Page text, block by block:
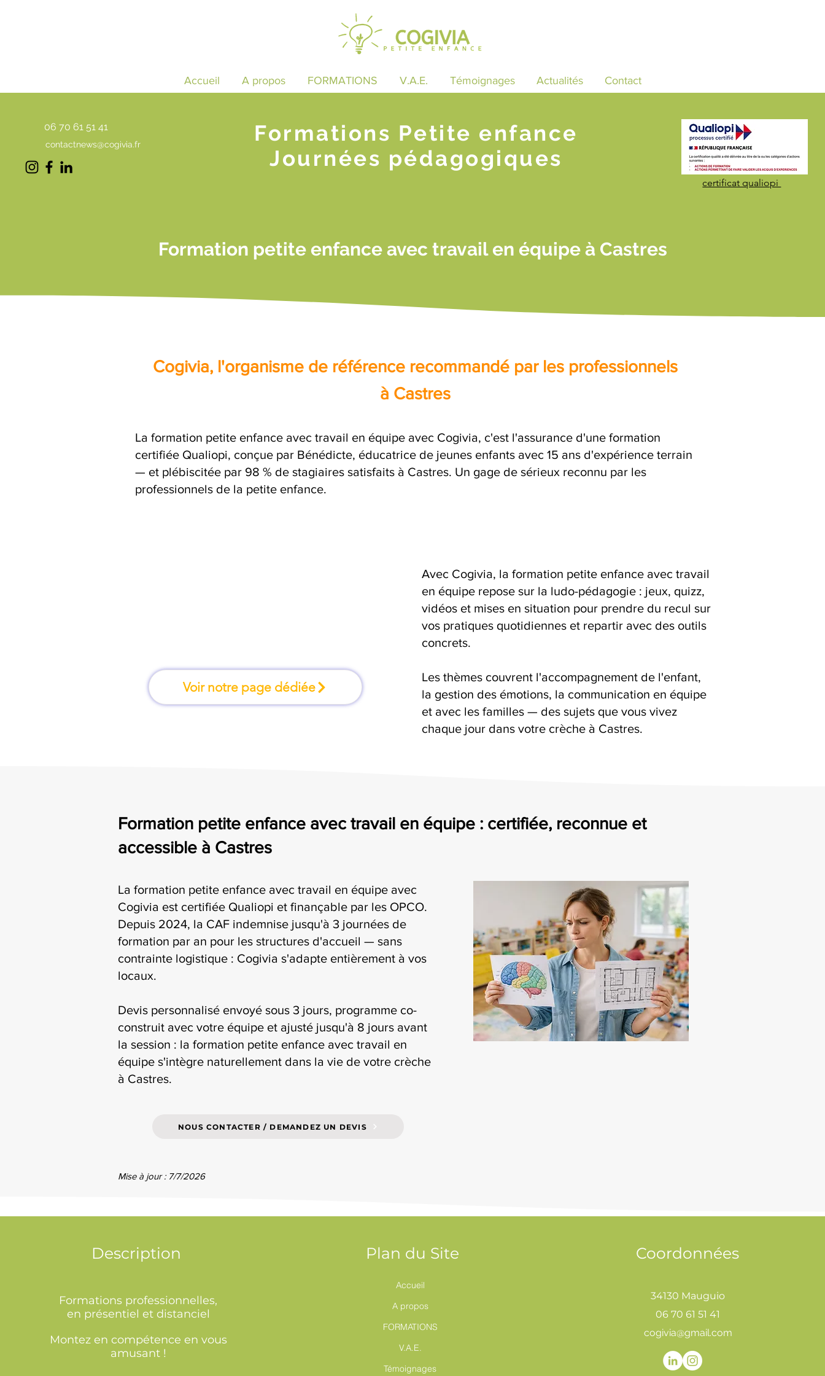
Accueil A propos FORMATIONS V.A.E. Témoignages Actualités Contact
06 70 61 51 41
contactnews@cogivia.fr
Formations Petite enfance
Journées pédagogiques
certificat qualiopi
Formation petite enfance avec travail en équipe à Castres
Cogivia, l'organisme de référence recommandé par les professionnels
à Castres
La formation petite enfance avec travail en équipe avec Cogivia, c'est l'assurance d'une formation
certifiée Qualiopi, conçue par Bénédicte, éducatrice de jeunes enfants avec 15 ans d'expérience terrain
— et plébiscitée par 98 % de stagiaires satisfaits à Castres. Un gage de sérieux reconnu par les
professionnels de la petite enfance.
Voir notre page dédiée
Avec Cogivia, la formation petite enfance avec travail
en équipe repose sur la ludo-pédagogie : jeux, quizz,
vidéos et mises en situation pour prendre du recul sur
vos pratiques quotidiennes et repartir avec des outils
concrets.
Les thèmes couvrent l'accompagnement de l'enfant,
la gestion des émotions, la communication en équipe
et avec les familles — des sujets que vous vivez
chaque jour dans votre crèche à Castres.
Formation petite enfance avec travail en équipe : certifiée, reconnue et
accessible à Castres
La formation petite enfance avec travail en équipe avec
Cogivia est certifiée Qualiopi et finançable par les OPCO.
Depuis 2024, la CAF indemnise jusqu'à 3 journées de
formation par an pour les structures d'accueil — sans
contrainte logistique : Cogivia s'adapte entièrement à vos
locaux.
Devis personnalisé envoyé sous 3 jours, programme co-
construit avec votre équipe et ajusté jusqu'à 8 jours avant
la session : la formation petite enfance avec travail en
équipe s'intègre naturellement dans la vie de votre crèche
à Castres.
NOUS CONTACTER / DEMANDEZ UN DEVIS
Mise à jour : 7/7/2026
Description
Formations professionnelles,
en présentiel et distanciel
Montez en compétence en vous
amusant !
Plan du Site
Accueil
A propos
FORMATIONS
V.A.E.
Témoignages
Coordonnées
34130 Mauguio
06 70 61 51 41
cogivia@gmail.com